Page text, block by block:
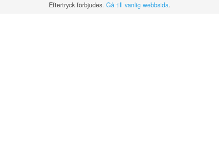
Eftertryck förbjudes. Gå till vanlig webbsida.